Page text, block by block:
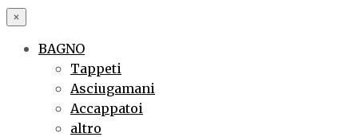
×
BAGNO
Tappeti
Asciugamani
Accappatoi
altro